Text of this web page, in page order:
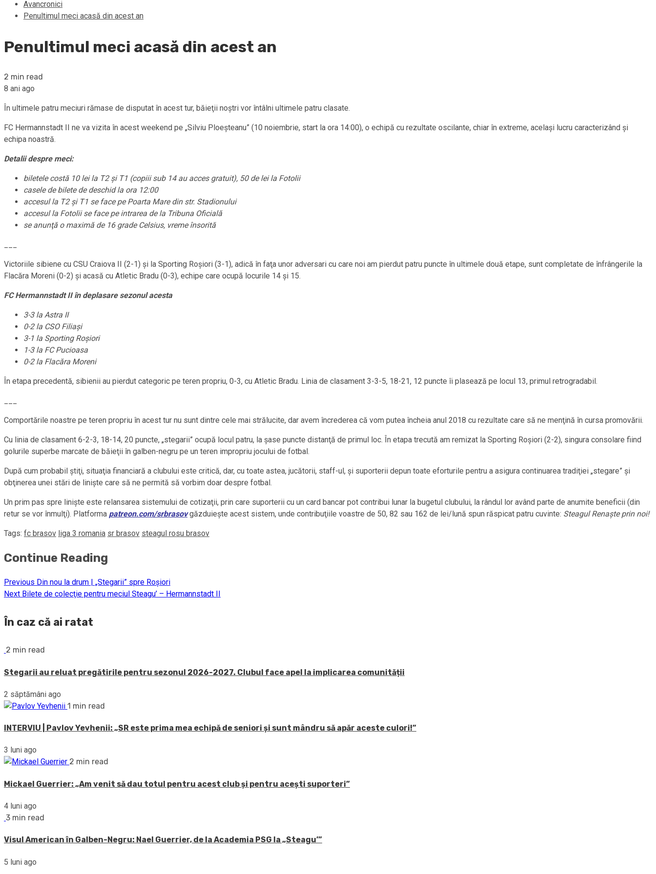
Avancronici
Penultimul meci acasă din acest an
Penultimul meci acasă din acest an
2 min read
8 ani ago
În ultimele patru meciuri rămase de disputat în acest tur, băieţii noştri vor întâlni ultimele patru clasate.
FC Hermannstadt II ne va vizita în acest weekend pe „Silviu Ploeşteanu” (10 noiembrie, start la ora 14:00), o echipă cu rezultate oscilante, chiar în extreme, acelaşi lucru caracterizând şi
echipa noastră.
Detalii despre meci:
biletele costă 10 lei la T2 şi T1 (copiii sub 14 au acces gratuit), 50 de lei la Fotolii
casele de bilete de deschid la ora 12:00
accesul la T2 şi T1 se face pe Poarta Mare din str. Stadionului
accesul la Fotolii se face pe intrarea de la Tribuna Oficială
se anunţă o maximă de 16 grade Celsius, vreme însorită
Victoriile sibiene cu CSU Craiova II (2-1) şi la Sporting Roşiori (3-1), adică în faţa unor adversari cu care noi am pierdut patru puncte în ultimele două etape, sunt completate de înfrângerile la
Flacăra Moreni (0-2) şi acasă cu Atletic Bradu (0-3), echipe care ocupă locurile 14 şi 15.
FC Hermannstadt II în deplasare sezonul acesta
3-3 la Astra II
0-2 la CSO Filiaşi
3-1 la Sporting Roşiori
1-3 la FC Pucioasa
0-2 la Flacăra Moreni
În etapa precedentă, sibienii au pierdut categoric pe teren propriu, 0-3, cu Atletic Bradu. Linia de clasament 3-3-5, 18-21, 12 puncte îi plasează pe locul 13, primul retrogradabil.
Comportările noastre pe teren propriu în acest tur nu sunt dintre cele mai strălucite, dar avem încrederea că vom putea încheia anul 2018 cu rezultate care să ne menţină în cursa promovării.
Cu linia de clasament 6-2-3, 18-14, 20 puncte, „stegarii” ocupă locul patru, la şase puncte distanţă de primul loc. În etapa trecută am remizat la Sporting Roşiori (2-2), singura consolare fiind
golurile superbe marcate de băieţii în galben-negru pe un teren impropriu jocului de fotbal.
După cum probabil ştiţi, situaţia financiară a clubului este critică, dar, cu toate astea, jucătorii, staff-ul, şi suporterii depun toate eforturile pentru a asigura continuarea tradiţiei „stegare” şi
obţinerea unei stări de linişte care să ne permită să vorbim doar despre fotbal.
Un prim pas spre linişte este relansarea sistemului de cotizaţii, prin care suporterii cu un card bancar pot contribui lunar la bugetul clubului, la rândul lor având parte de anumite beneficii (din
retur se vor înmulţi). Platforma patreon.com/srbrasov găzduieşte acest sistem, unde contribuţiile voastre de 50, 82 sau 162 de lei/lună spun răspicat patru cuvinte: Steagul Renaşte prin noi!
Tags: fc brasov liga 3 romania sr brasov steagul rosu brasov
Continue Reading
Previous Din nou la drum | „Stegarii” spre Roşiori
Next Bilete de colecţie pentru meciul Steagu’ – Hermannstadt II
În caz că ai ratat
2 min read
Stegarii au reluat pregătirile pentru sezonul 2026-2027. Clubul face apel la implicarea comunității
2 săptămâni ago
1 min read
INTERVIU | Pavlov Yevhenii: „SR este prima mea echipă de seniori și sunt mândru să apăr aceste culori!”
3 luni ago
2 min read
Mickael Guerrier: „Am venit să dau totul pentru acest club și pentru acești suporteri”
4 luni ago
3 min read
Visul American în Galben-Negru: Nael Guerrier, de la Academia PSG la „Steagu’”
5 luni ago